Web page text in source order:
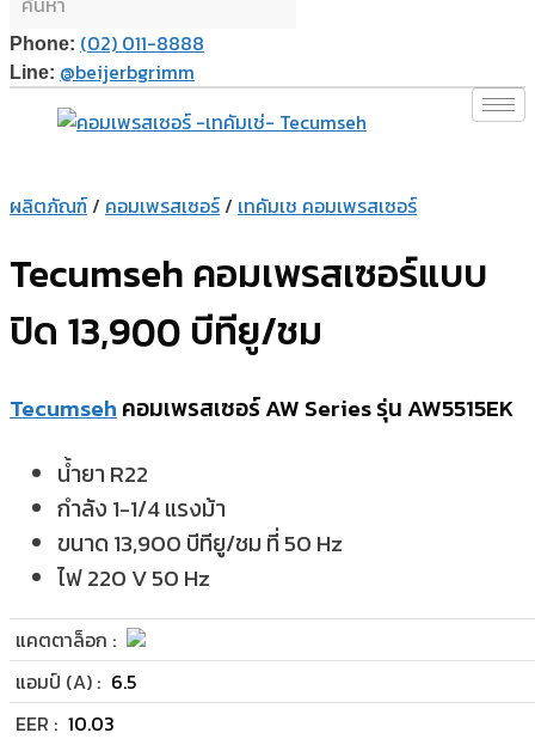
Phone: (02) 011-8888
Line: @beijerbgrimm
ผลิตภัณฑ์/ คอมเพรสเซอร์/ เทคัมเช คอมเพรสเซอร์
Tecumseh คอมเพรสเซอร์แบบ
ปิด 13,900 บีทียู/ชม
Tecumsehคอมเพรสเซอร์ AW Series รุ่น AW5515EK
น้ำยา R22
กำลัง 1-1/4 แรงม้า
ขนาด 13,900 บีทียู/ชม ที่ 50 Hz
ไฟ 220 V 50 Hz
แคตตาล็อก :
แอมป์ (A) : 6.5
EER : 10.03